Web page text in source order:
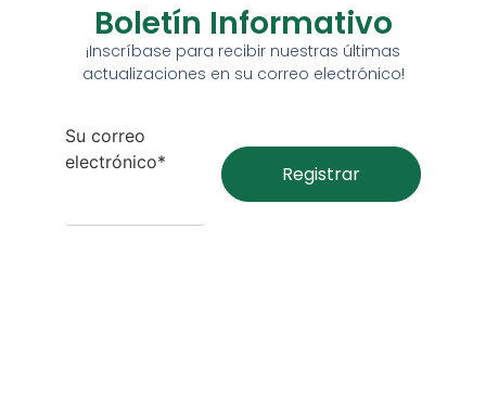
Boletín Informativo
¡Inscríbase para recibir nuestras últimas
actualizaciones en su correo electrónico!
Su correo
electrónico*